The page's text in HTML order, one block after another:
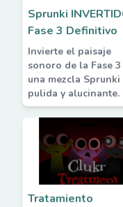
Sprunki
Fase 3 Definitivo
Invierte el paisaje
sonoro de la Fase 3
una mezcla Sprunki
pulida y alucinante.
Tratamiento